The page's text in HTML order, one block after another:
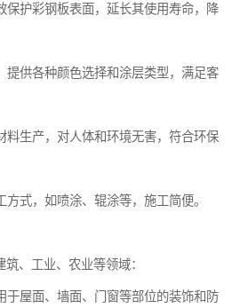
保护彩钢板表面，延长其使用寿命，降
提供各种颜色选择和涂层类型，满足客
料生产，对人体和环境无害，符合环保
式，如喷涂、辊涂等，施工简便。
、工业、农业等领域：
于屋面、墙面、门窗等部位的装饰和防